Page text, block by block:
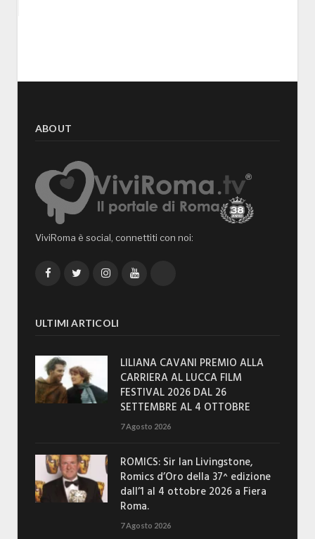
ABOUT
ViviRoma è social, connettiti con noi:
FacebookTwitterInstagramYouTube
ULTIMI ARTICOLI
LILIANA CAVANI PREMIO ALLA
CARRIERA AL LUCCA FILM
FESTIVAL 2026 DAL 26
SETTEMBRE AL 4 OTTOBRE
7 Agosto 2026
ROMICS: Sir Ian Livingstone,
Romics d’Oro della 37^ edizione
dall’1 al 4 ottobre 2026 a Fiera
Roma.
7 Agosto 2026